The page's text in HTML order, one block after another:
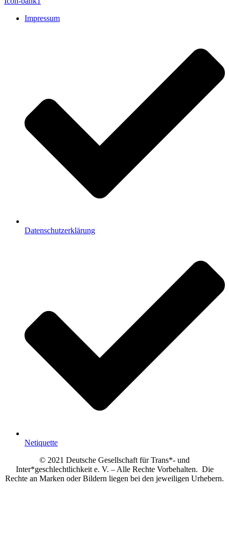
Impressum
Datenschutzerklärung
Netiquette
© 2021 Deutsche Gesellschaft für Trans*- und
Inter*geschlechtlichkeit e. V. – Alle Rechte Vorbehalten. Die
Rechte an Marken oder Bildern liegen bei den jeweiligen Urhebern.